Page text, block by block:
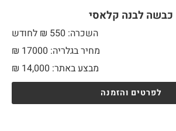
כבשה לבנה קלאסי
השכרה: 550 ₪ לחודש
מחיר בגלריה: 17000 ₪
מבצע באתר:
₪ 14,000
לפרטים והזמנה